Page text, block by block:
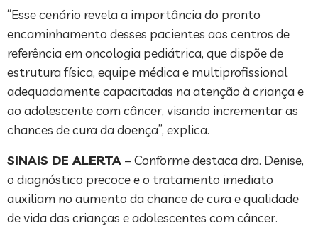
“Esse cenário revela a importância do pronto
encaminhamento desses pacientes aos centros de
referência em oncologia pediátrica, que dispõe de
estrutura física, equipe médica e multiprofissional
adequadamente capacitadas na atenção à criança e
ao adolescente com câncer, visando incrementar as
chances de cura da doença”, explica.
SINAIS DE ALERTA – Conforme destaca dra. Denise,
o diagnóstico precoce e o tratamento imediato
auxiliam no aumento da chance de cura e qualidade
de vida das crianças e adolescentes com câncer.